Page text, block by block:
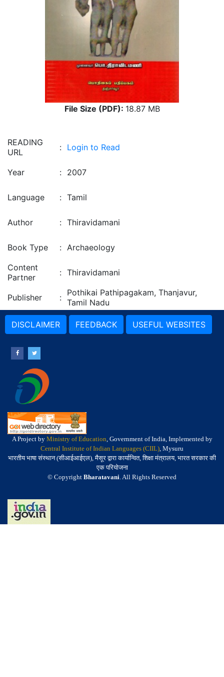
File Size (PDF): 18.87 MB
READING
URL
: Login to Read
Year : 2007
Language : Tamil
Author : Thiravidamani
Book Type : Archaeology
Content
Partner
: Thiravidamani
Publisher : Pothikai Pathipagakam, Thanjavur,
Tamil Nadu
DISCLAIMER FEEDBACK USEFUL WEBSITES
A Project by Ministry of Education, Government of India, Implemented by
Central Institute of Indian Languages (CIIL), Mysuru
भारतीय भाषा संस्थान (सीआईआईएल), मैसूर द्वारा कार्यान्वित, शिक्षा मंत्रालय, भारत सरकार की
एक परियोजना
© Copyright Bharatavani. All Rights Reserved